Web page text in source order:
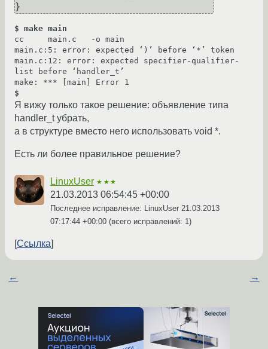
}
$ make main
cc     main.c   -o main
main.c:5: error: expected ‘)’ before ‘*’ token
main.c:12: error: expected specifier-qualifier-
list before ‘handler_t’
$
Я вижу только такое решение: объявление типа
handler_t убрать,
а в структуре вместо него использовать void *.
Есть ли более правильное решение?
LinuxUser ★★★
21.03.2013 06:54:45 +00:00
Последнее исправление: LinuxUser 21.03.2013
07:17:44 +00:00 (всего исправлений: 1)
Ссылка
← →